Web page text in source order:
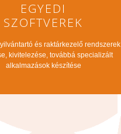
EGYEDI
SZOFTVEREK
és raktárkezelő rendszerek
kivitelezése, továbbá specializált
alkalmazások készítése